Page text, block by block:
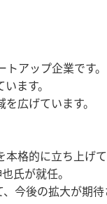
アップ企業です。
ます。
広げています。
格的に立ち上げて
氏が就任。
今後の拡大が期待